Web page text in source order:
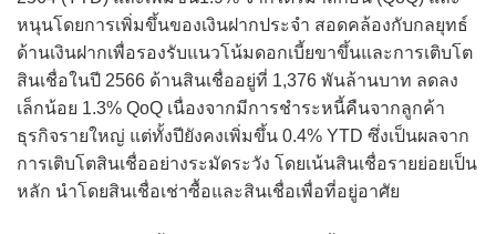
หนุนโดยการเพิ่มขึ้นของเงินฝากประจำ สอดคล้องกับกลยุทธ์
ด้านเงินฝากเพื่อรองรับแนวโน้มดอกเบี้ยขาขึ้นและการเติบโต
สินเชื่อในปี 2566 ด้านสินเชื่ออยู่ที่ 1,376 พันล้านบาท ลดลง
เล็กน้อย 1.3% QoQ เนื่องจากมีการชำระหนี้คืนจากลูกค้า
ธุรกิจรายใหญ่ แต่ทั้งปียังคงเพิ่มขึ้น 0.4% YTD ซึ่งเป็นผลจาก
การเติบโตสินเชื่ออย่างระมัดระวัง โดยเน้นสินเชื่อรายย่อยเป็น
หลัก นำโดยสินเชื่อเช่าซื้อและสินเชื่อเพื่อที่อยู่อาศัย